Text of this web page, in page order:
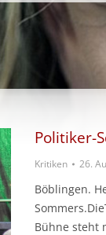
Politiker-
Kritiken 26.
Böblingen.
Bühne steht